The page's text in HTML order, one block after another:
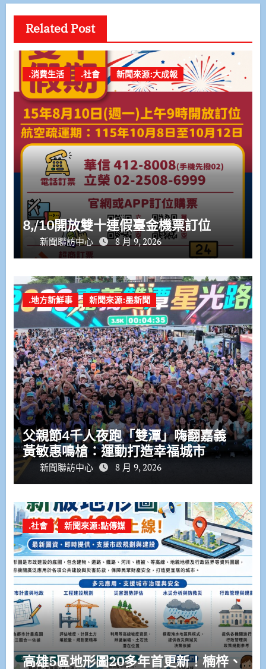
Related Post
.消費生活 .社會 新聞來源:大成報
8,/10開放雙十連假臺金機票訂位
新聞聯訪中心 8 月 9, 2026
.地方新鮮事 新聞來源:墨新聞
父親節4千人夜跑「雙潭」嗨翻嘉義
黃敏惠鳴槍：運動打造幸福城市
新聞聯訪中心 8 月 9, 2026
.社會 新聞來源:點傳媒
高雄5區地形圖20多年首更新！楠梓、